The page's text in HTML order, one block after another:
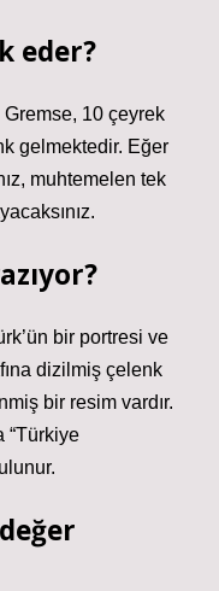
eder?
Gremse, 10 çeyrek
gelmektedir. Eğer
muhtemelen tek
bir portresi ve
dizilmiş çelenk
bir resim vardır.
“Türkiye